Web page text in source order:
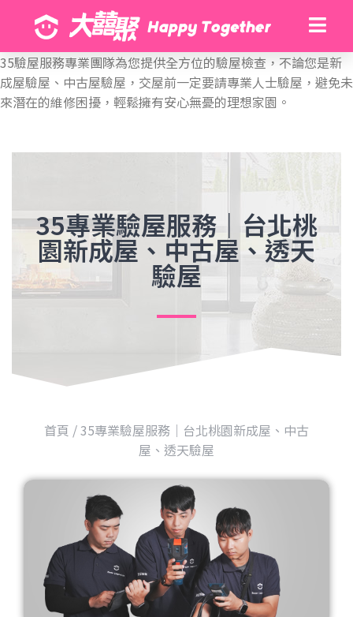
35驗屋服務專業團隊為您提供全方位的驗屋檢查，不論您是新
成屋驗屋、中古屋驗屋，交屋前一定要請專業人士驗屋，避免未
來潛在的維修困擾，輕鬆擁有安心無憂的理想家園。
35專業驗屋服務｜台北桃
園新成屋、中古屋、透天
驗屋
首頁 /35專業驗屋服務｜台北桃園新成屋、中古
屋、透天驗屋